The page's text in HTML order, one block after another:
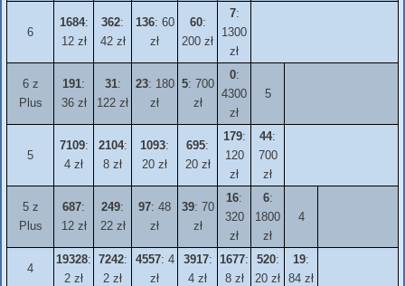
6
1684:
12 zł
362:
42 zł
136: 60
zł
60:
200 zł
7:
1300
zł
6 z
Plus
191:
36 zł
31:
122 zł
23: 180
zł
5: 700
zł
0:
4300
zł
5
5
7109:
4 zł
2104:
8 zł
1093:
20 zł
695:
20 zł
179:
120
zł
44:
700
zł
5 z
Plus
687:
12 zł
249:
22 zł
97: 48
zł
39: 70
zł
16:
320
zł
6:
1800
zł
4
4
19328:
2 zł
7242:
2 zł
4557: 4
zł
3917:
4 zł
1677:
8 zł
520:
20 zł
19:
84 zł